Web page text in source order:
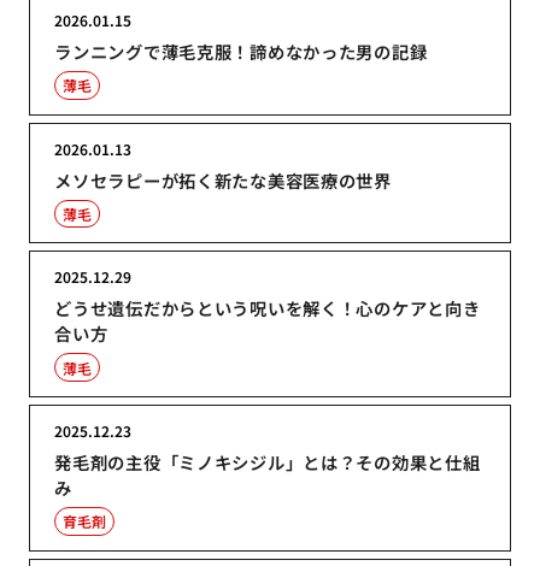
ランニングで薄毛克服！諦めなかった男の記録
2026.01.15
薄毛
メソセラピーが拓く新たな美容医療の世界
2026.01.13
薄毛
どうせ遺伝だからという呪いを解く！心のケアと向き
合い方
2025.12.29
薄毛
発毛剤の主役「ミノキシジル」とは？その効果と仕組
み
2025.12.23
育毛剤